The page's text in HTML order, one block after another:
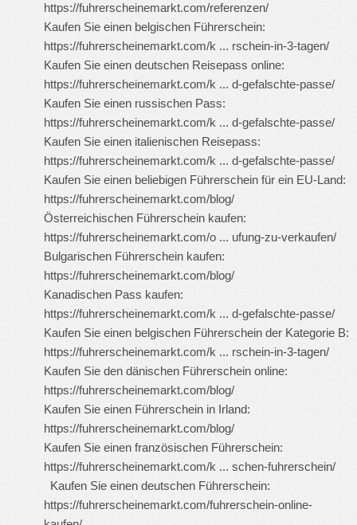
https://fuhrerscheinemarkt.com/referenzen/
Kaufen Sie einen belgischen Führerschein:
https://fuhrerscheinemarkt.com/k ... rschein-in-3-tagen/
Kaufen Sie einen deutschen Reisepass online:
https://fuhrerscheinemarkt.com/k ... d-gefalschte-passe/
Kaufen Sie einen russischen Pass:
https://fuhrerscheinemarkt.com/k ... d-gefalschte-passe/
Kaufen Sie einen italienischen Reisepass:
https://fuhrerscheinemarkt.com/k ... d-gefalschte-passe/
Kaufen Sie einen beliebigen Führerschein für ein EU-Land:
https://fuhrerscheinemarkt.com/blog/
Österreichischen Führerschein kaufen:
https://fuhrerscheinemarkt.com/o ... ufung-zu-verkaufen/
Bulgarischen Führerschein kaufen:
https://fuhrerscheinemarkt.com/blog/
Kanadischen Pass kaufen:
https://fuhrerscheinemarkt.com/k ... d-gefalschte-passe/
Kaufen Sie einen belgischen Führerschein der Kategorie B:
https://fuhrerscheinemarkt.com/k ... rschein-in-3-tagen/
Kaufen Sie den dänischen Führerschein online:
https://fuhrerscheinemarkt.com/blog/
Kaufen Sie einen Führerschein in Irland:
https://fuhrerscheinemarkt.com/blog/
Kaufen Sie einen französischen Führerschein:
https://fuhrerscheinemarkt.com/k ... schen-fuhrerschein/
Kaufen Sie einen deutschen Führerschein:
https://fuhrerscheinemarkt.com/fuhrerschein-online-